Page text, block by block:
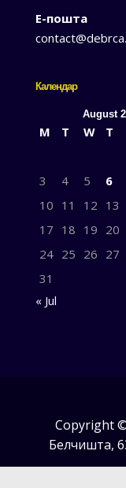
Е-пошта
Календар
August
M T W T
3
4 5 6
10 11 12 13
17 18 19 20
24 25 26 27
31
« Jul
Copyright
Белчишта,